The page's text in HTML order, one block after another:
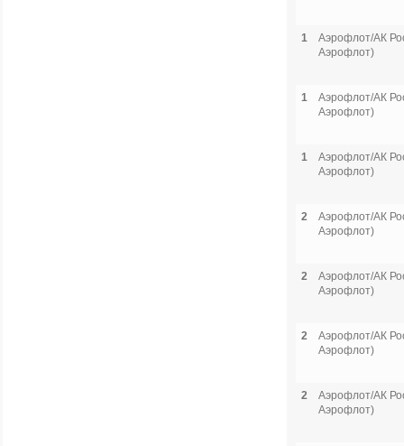
1
Аэрофлот/АК
Аэрофлот)
1
Аэрофлот/АК
Аэрофлот)
1
Аэрофлот/АК
Аэрофлот)
2
Аэрофлот/АК
Аэрофлот)
2
Аэрофлот/АК
Аэрофлот)
2
Аэрофлот/АК
Аэрофлот)
2
Аэрофлот/АК
Аэрофлот)